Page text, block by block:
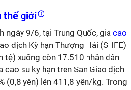
thế giới
ngày 9/6, tại Trung Quốc, giá cao
dịch Kỳ hạn Thượng Hải (SHFE)
tệ) xuống còn 17.510 nhân dân
cao su kỳ hạn trên Sàn Giao dịch
(0,8 yên) lên 411,8 yên/kg. Trong